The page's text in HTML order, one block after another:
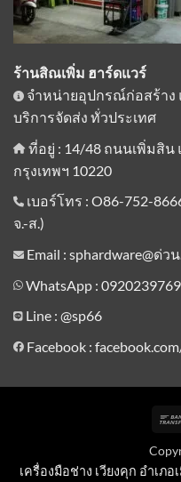
ร้านสิณเพิ่ม ฮาร์ดแวร์
จำหน่ายอุปกรณ์ก่อสร้าง
บริการจัดส่ง ทั่วประเทศ
ที่อยู่ : 14/48 ถนนเพิ่มสิน
กรุงเทพฯ 10220
เบอร์โทร : O86-752-
จ.-ส.)
Email : sphardware@ด่ว
WhatsApp : 0920239769
Line : @sp66
Facebook :
เครื่องมือช่าง เวียงคุก อำเภ